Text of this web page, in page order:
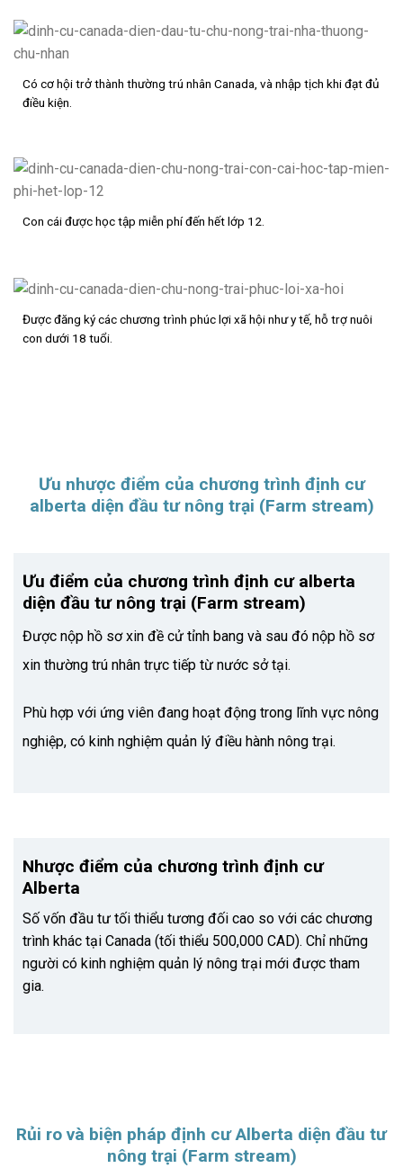
Có cơ hội trở thành thường trú nhân Canada, và nhập tịch khi đạt đủ
điều kiện.
Con cái được học tập miễn phí đến hết lớp 12.
Được đăng ký các chương trình phúc lợi xã hội như y tế, hỗ trợ nuôi
con dưới 18 tuổi.
Ưu nhược điểm của chương trình định cư
alberta diện đầu tư nông trại (Farm stream)
Ưu điểm của chương trình định cư alberta
diện đầu tư nông trại (Farm stream)
Được nộp hồ sơ xin đề cử tỉnh bang và sau đó nộp hồ sơ
xin thường trú nhân trực tiếp từ nước sở tại.
Phù hợp với ứng viên đang hoạt động trong lĩnh vực nông
nghiệp, có kinh nghiệm quản lý điều hành nông trại.
Nhược điểm của chương trình định cư
Alberta
Số vốn đầu tư tối thiểu tương đối cao so với các chương
trình khác tại Canada (tối thiểu 500,000 CAD). Chỉ những
người có kinh nghiệm quản lý nông trại mới được tham
gia.
Rủi ro và biện pháp định cư Alberta diện đầu tư
nông trại (Farm stream)